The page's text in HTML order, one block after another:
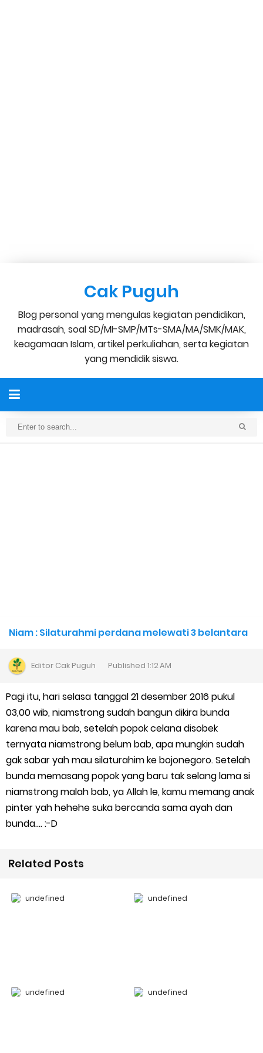
Cak Puguh
Blog personal yang mengulas kegiatan pendidikan,
madrasah, soal SD/MI-SMP/MTs-SMA/MA/SMK/MAK,
keagamaan Islam, artikel perkuliahan, serta kegiatan
yang mendidik siswa.
Niam : Silaturahmi perdana melewati 3 belantara
Editor Cak Puguh Published 1:12 AM
Pagi itu, hari selasa tanggal 21 desember 2016 pukul
03,00 wib, niamstrong sudah bangun dikira bunda
karena mau bab, setelah popok celana disobek
ternyata niamstrong belum bab, apa mungkin sudah
gak sabar yah mau silaturahim ke bojonegoro. Setelah
bunda memasang popok yang baru tak selang lama si
niamstrong malah bab, ya Allah le, kamu memang anak
pinter yah hehehe suka bercanda sama ayah dan
bunda.... :-D
Related Posts
undefined undefined
undefined undefined